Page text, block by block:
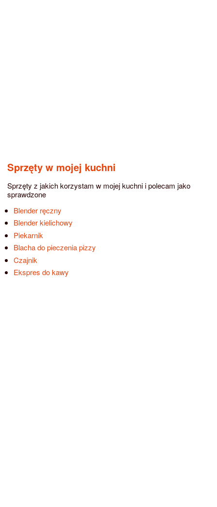
Sprzęty w mojej kuchni
Sprzęty z jakich korzystam w mojej kuchni i polecam jako
sprawdzone
Blender ręczny
Blender kielichowy
Piekarnik
Blacha do pieczenia pizzy
Czajnik
Ekspres do kawy